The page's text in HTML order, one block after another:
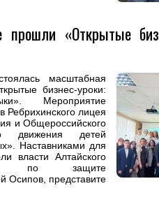
прошли «Открытые
масштабная
бизнес-уроки:
Мероприятие
Ребрихинского лицея
и Общероссийского
движения детей
Наставниками для
власти Алтайского
по защите
Осипов, представите